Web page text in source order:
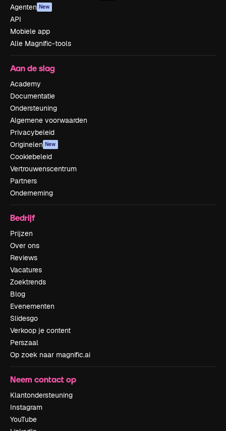
Agenten New
API
Mobiele app
Alle Magnific-tools
Aan de slag
Academy
Documentatie
Ondersteuning
Algemene voorwaarden
Privacybeleid
Originelen New
Cookiebeleid
Vertrouwenscentrum
Partners
Onderneming
Bedrijf
Prijzen
Over ons
Reviews
Vacatures
Zoektrends
Blog
Evenementen
Slidesgo
Verkoop je content
Perszaal
Op zoek naar magnific.ai
Neem contact op
Klantondersteuning
Instagram
YouTube